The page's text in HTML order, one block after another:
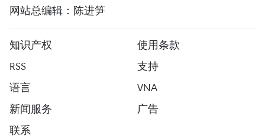
网站总编辑：陈进笋
知识产权
使用条款
RSS
支持
语言
VNA
新闻服务
广告
联系